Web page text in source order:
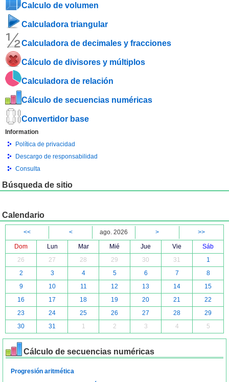
Calculo de volumen
Calculadora triangular
Calculadora de decimales y fracciones
Cálculo de divisores y múltiplos
Calculadora de relación
Cálculo de secuencias numéricas
Convertidor base
Information
Política de privacidad
Descargo de responsabilidad
Consulta
Búsqueda de sitio
Calendario
<< < ago. 2026 >
>>
Dom
Lun Mar Mié Jue Vie
Sáb
26
27 28 29 30 31
1
2
3 4 5 6 7
8
9
10 11 12 13 14
15
16
17 18 19 20 21
22
23
24 25 26 27 28
29
30
31 1 2 3 4 5
Cálculo de secuencias numéricas
Progresión aritmética